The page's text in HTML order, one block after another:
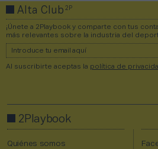
Alta Club2P
¡Únete a 2Playbook y comparte con tus
más relevantes sobre la industria del
Al suscribirte aceptas la política de
2Playbook
Quiénes somos